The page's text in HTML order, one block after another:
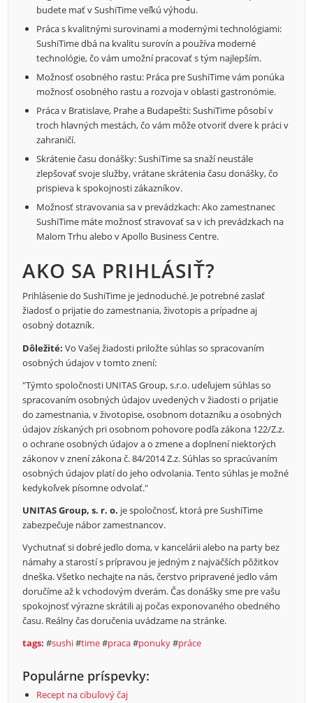
budete mať v SushiTime veľkú výhodu.
Práca s kvalitnými surovinami a modernými technológiami:
SushiTime dbá na kvalitu surovín a používa moderné
technológie, čo vám umožní pracovať s tým najlepším.
Možnosť osobného rastu: Práca pre SushiTime vám ponúka
možnosť osobného rastu a rozvoja v oblasti gastronómie.
Práca v Bratislave, Prahe a Budapešti: SushiTime pôsobí v
troch hlavných mestách, čo vám môže otvoriť dvere k práci v
zahraničí.
Skrátenie času donášky: SushiTime sa snaží neustále
zlepšovať svoje služby, vrátane skrátenia času donášky, čo
prispieva k spokojnosti zákazníkov.
Možnosť stravovania sa v prevádzkach: Ako zamestnanec
SushiTime máte možnosť stravovať sa v ich prevádzkach na
Malom Trhu alebo v Apollo Business Centre.
AKO SA PRIHLÁSIŤ?
Prihlásenie do SushiTime je jednoduché. Je potrebné zaslať
žiadosť o prijatie do zamestnania, životopis a prípadne aj
osobný dotazník.
Dôležité: Vo Vašej žiadosti priložte súhlas so spracovaním
osobných údajov v tomto znení:
"Týmto spoločnosti UNITAS Group, s.r.o. udeľujem súhlas so
spracovaním osobných údajov uvedených v žiadosti o prijatie
do zamestnania, v životopise, osobnom dotazníku a osobných
údajov získaných pri osobnom pohovore podľa zákona 122/Z.z.
o ochrane osobných údajov a o zmene a doplnení niektorých
zákonov v znení zákona č. 84/2014 Z.z. Súhlas so spracúvaním
osobných údajov platí do jeho odvolania. Tento súhlas je možné
kedykoľvek písomne odvolať."
UNITAS Group, s. r. o. je spoločnosť, ktorá pre SushiTime
zabezpečuje nábor zamestnancov.
Vychutnať si dobré jedlo doma, v kancelárii alebo na party bez
námahy a starostí s prípravou je jedným z najväčších pôžitkov
dneška. Všetko nechajte na nás, čerstvo pripravené jedlo vám
doručíme až k vchodovým dverám. Čas donášky sme pre vašu
spokojnosť výrazne skrátili aj počas exponovaného obedného
času. Reálny čas doručenia uvádzame na stránke.
tags: #sushi#time#praca#ponuky#práce
Populárne príspevky:
Recept na cibuľový čaj